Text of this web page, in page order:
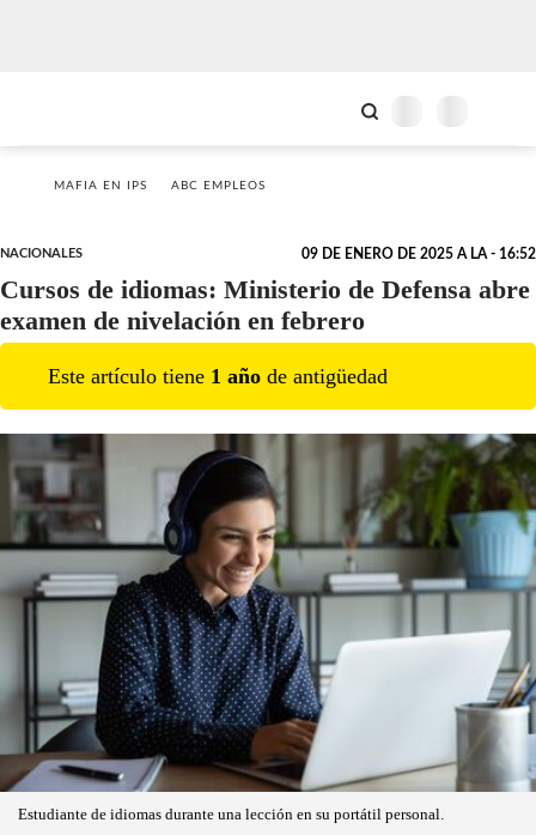
MAFIA EN IPS ABC EMPLEOS
NACIONALES 09 DE ENERO DE 2025 A LA - 16:52
Cursos de idiomas: Ministerio de Defensa abre
examen de nivelación en febrero
Este artículo tiene 1 año de antigüedad
Estudiante de idiomas durante una lección en su portátil personal.